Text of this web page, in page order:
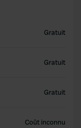
Gratuit
Gratuit
Gratuit
Coût inconnu